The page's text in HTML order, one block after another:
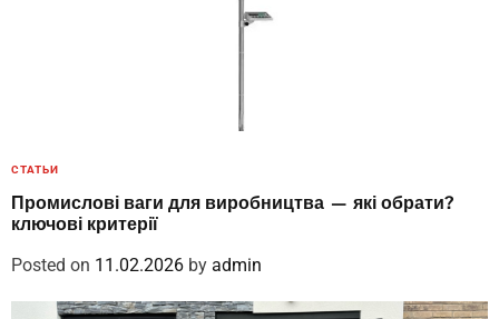
СТАТЬИ
Промислові ваги для виробництва — які обрати?
ключові критерії
Posted on 11.02.2026 by admin